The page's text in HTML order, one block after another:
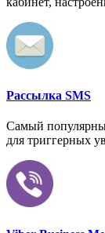
Рассылка SMS
Самый
для триггерных